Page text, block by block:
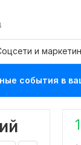
и
события в